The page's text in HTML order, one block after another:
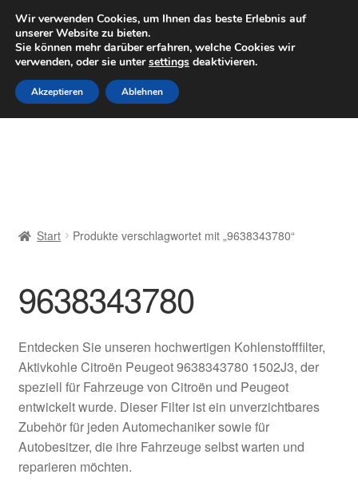
LIEFERUNG ab 6 EUR
Mo–Fr 9–16 Uhr · 0175 7465658
Zur
Navigation
springen
Zum
Inhalt
springen
Datenschutz-Bestimmungen
Impressum
Kasse
Kontakt
Lieferung
Start Produkte verschlagwortet mit „9638343780“
9638343780
Entdecken Sie unseren hochwertigen Kohlenstofffilter,
Aktivkohle Citroën Peugeot 9638343780 1502J3, der
speziell für Fahrzeuge von Citroën und Peugeot
entwickelt wurde. Dieser Filter ist ein unverzichtbares
Zubehör für jeden Automechaniker sowie für
Autobesitzer, die ihre Fahrzeuge selbst warten und
reparieren möchten.
Wir verwenden Cookies, um Ihnen das beste Erlebnis auf
unserer Website zu bieten.
Sie können mehr darüber erfahren, welche Cookies wir
verwenden, oder sie untersettings deaktivieren.
Akzeptieren Ablehnen